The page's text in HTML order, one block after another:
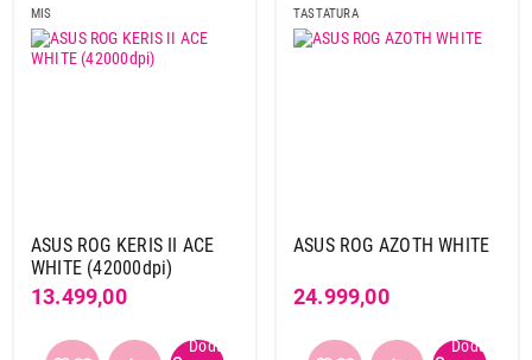
MIS
ASUS ROG KERIS II ACE
WHITE (42000dpi)
13.499,00
TASTATURA
ASUS ROG AZOTH WHITE
24.999,00